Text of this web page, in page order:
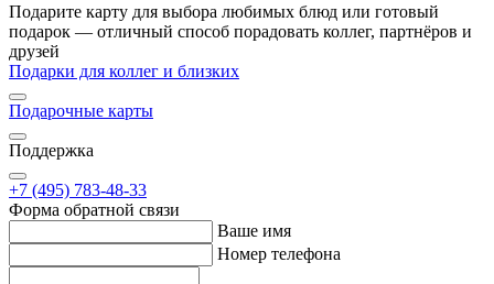
Подарите карту для выбора любимых блюд или готовый
подарок — отличный способ порадовать коллег, партнёров и
друзей
Подарки для коллег и близких
Подарочные карты
Поддержка
+7 (495) 783-48-33
Форма обратной связи
Ваше имя
Номер телефона